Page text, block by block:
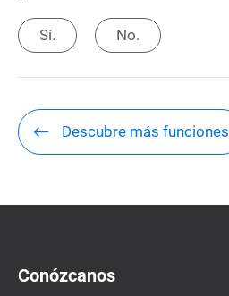
Sí. No.
Descubre más funciones
Conózcanos